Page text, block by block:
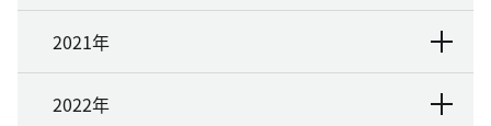
2021年
2022年